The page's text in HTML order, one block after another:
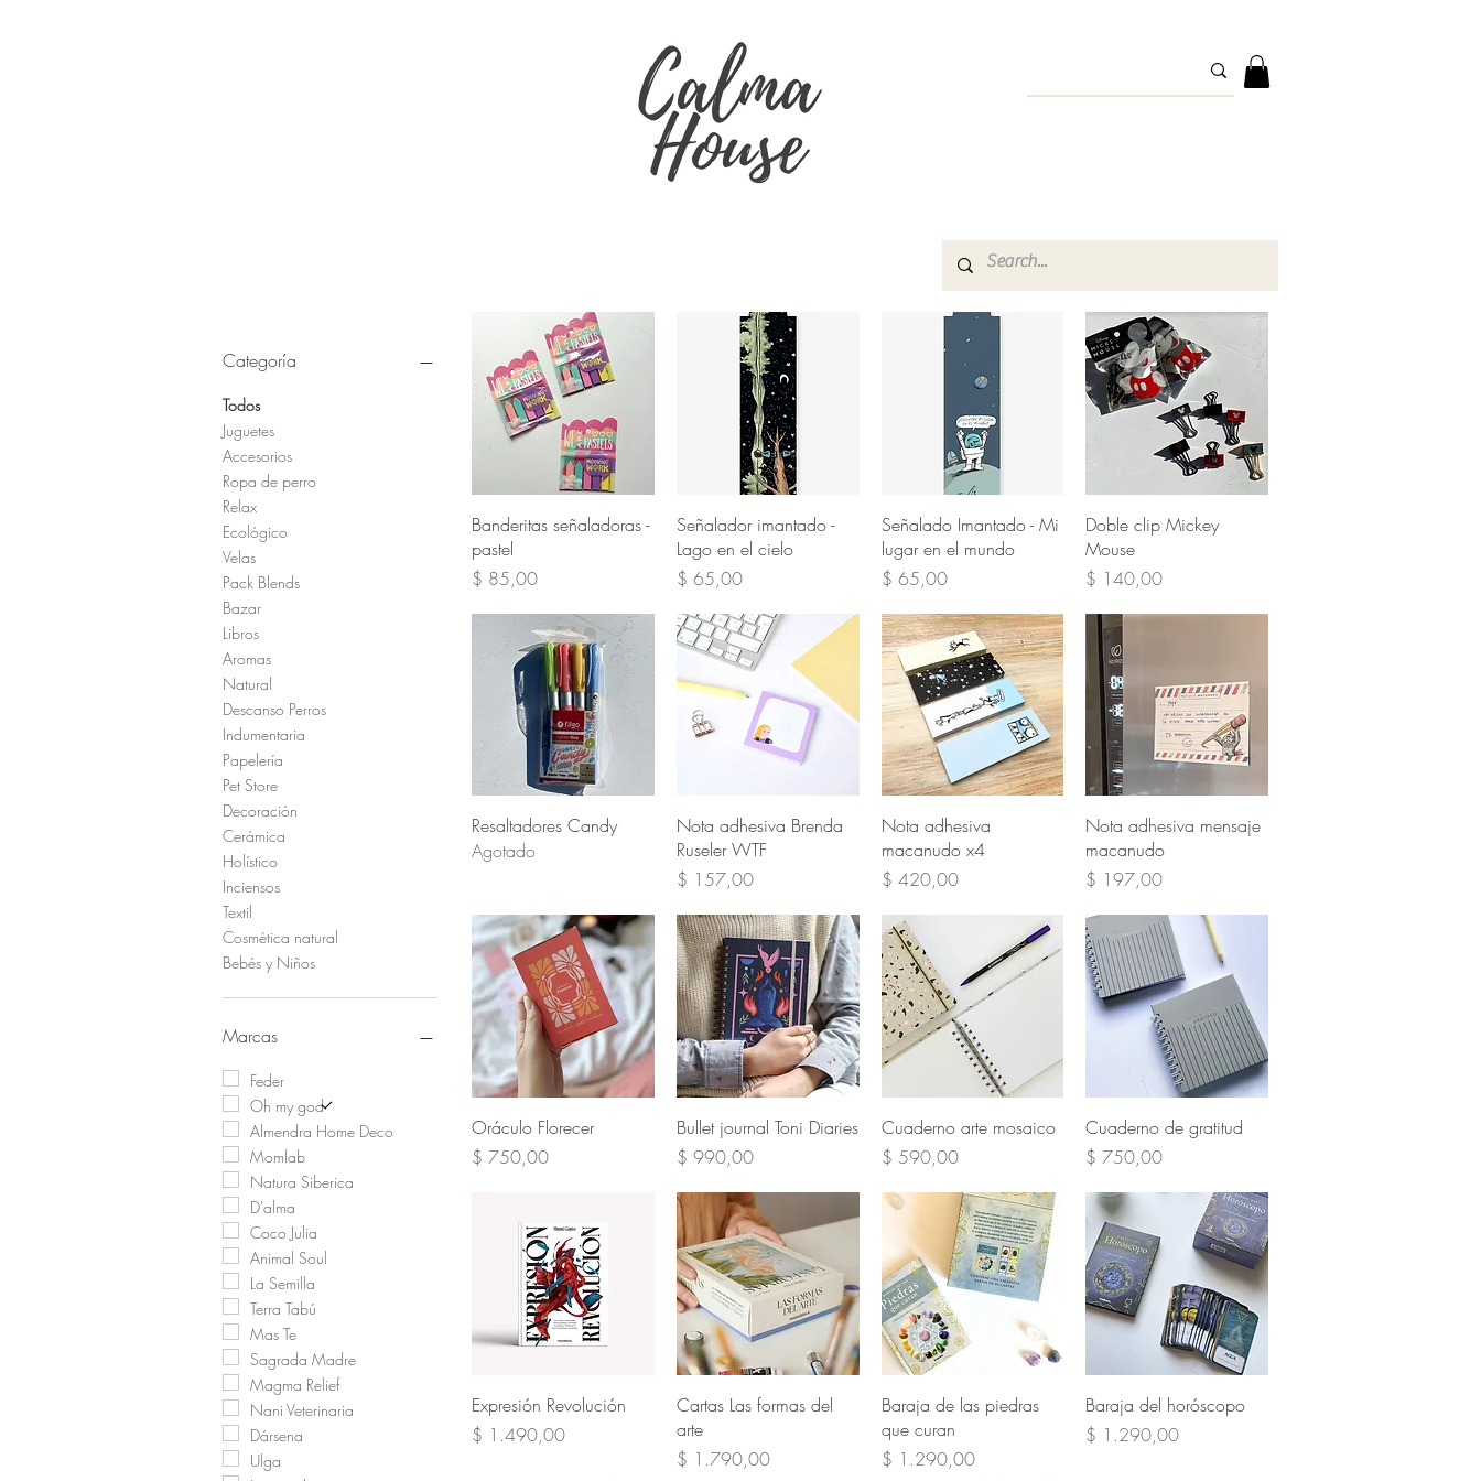
Categoría
Todos
Juguetes
Accesorios
Ropa de perro
Relax
Ecológico
Velas
Pack Blends
Bazar
Libros
Aromas
Natural
Descanso Perros
Indumentaria
Papelería
Pet Store
Decoración
Cerámica
Holístico
Inciensos
Textil
Cosmética natural
Bebés y Niños
Marcas
Feder
Oh my god
Almendra Home Deco
Momlab
Natura Siberica
D'alma
Coco Julia
Animal Soul
La Semilla
Terra Tabú
Mas Te
Sagrada Madre
Magma Relief
Nani Veterinaria
Dársena
Ulga
Vista rápida
Banderitas señaladoras -
pastel
Precio
$ 85,00
Vista rápida
Señalador imantado -
Lago en el cielo
Precio
$ 65,00
Vista rápida
Señalado Imantado - Mi
lugar en el mundo
Precio
$ 65,00
Vista rápida
Doble clip Mickey
Mouse
Precio
$ 140,00
Vista rápida
Resaltadores Candy
Agotado
Vista rápida
Nota adhesiva Brenda
Ruseler WTF
Precio
$ 157,00
Vista rápida
Nota adhesiva
macanudo x4
Precio
$ 420,00
Vista rápida
Nota adhesiva mensaje
macanudo
Precio
$ 197,00
Vista rápida
Oráculo Florecer
Precio
$ 750,00
Vista rápida
Bullet journal Toni Diaries
Precio
$ 990,00
Vista rápida
Cuaderno arte mosaico
Precio
$ 590,00
Vista rápida
Cuaderno de gratitud
Precio
$ 750,00
Vista rápida
Expresión Revolución
Precio
$ 1.490,00
Vista rápida
Cartas Las formas del
arte
Precio
$ 1.790,00
Vista rápida
Baraja de las piedras
que curan
Precio
$ 1.290,00
Vista rápida
Baraja del horóscopo
Precio
$ 1.290,00